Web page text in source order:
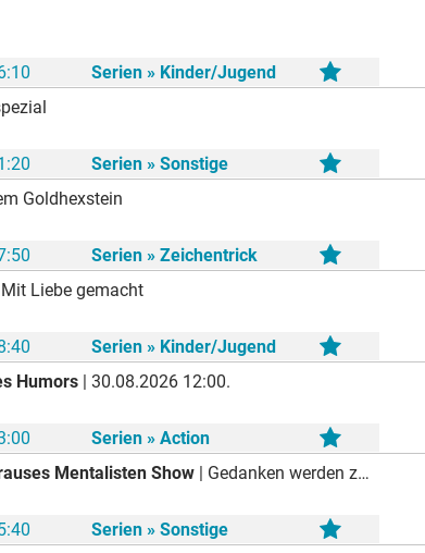
Serien » Kinder/Jugend
Serien » Sonstige
Goldhexstein
Serien » Zeichentrick
Liebe gemacht
Serien » Kinder/Jugend
Humors | 30.08.2026 12:00.
Serien » Action
Mentalisten Show | Gedanken werden zu Fallen, Entscheidungen zur Illusion: Mentalist Timon Krause stellt die Wahrnehmung prominenter Gäste auf die Probe. Moderator Matthias Opdenhövel führt durch einen Abend voller Mindgames, Manipulation und überraschender Wendungen. Wer durchschaut den Mentalisten? Wer lässt sich täuschen? Und wer behält in diesem Spiel mit der Wahrheit die Kontrolle?
Serien » Sonstige